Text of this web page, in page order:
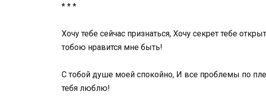
* * *
Хочу тебе сейчас признаться, Хочу секрет тебе
тобою нравится мне быть!
С тобой душе моей спокойно, И все проблемы по
тебя люблю!